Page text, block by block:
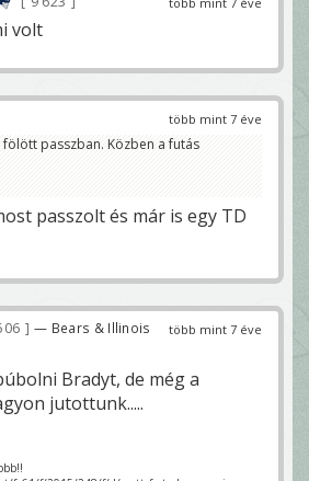
volt
több mint 7 éve
passzban. Közben a futás
passzolt és már is egy TD
több mint 7 éve
— Bears & Illinois
Bradyt, de még a
jutottunk.....